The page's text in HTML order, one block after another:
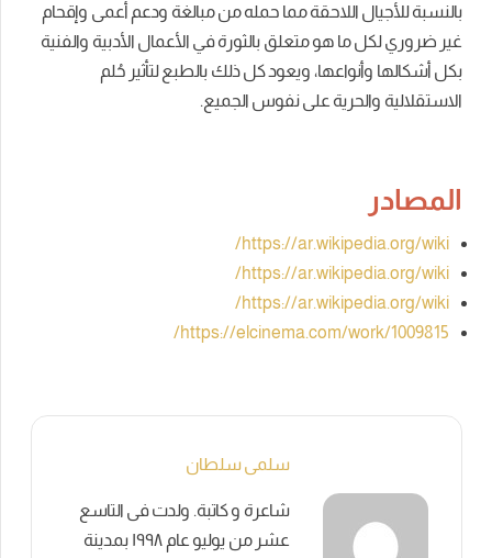
بالنسبة للأجيال اللاحقة مما حمله من مبالغة ودعم أعمى وإقحام
غير ضروري لكل ما هو متعلق بالثورة في الأعمال الأدبية والفنية
بكل أشكالها وأنواعها، ويعود كل ذلك بالطبع لتأثير حُلم
الاستقلالية والحرية على نفوس الجميع.
المصادر
https://ar.wikipedia.org/wiki/
https://ar.wikipedia.org/wiki/
https://ar.wikipedia.org/wiki/
https://elcinema.com/work/1009815/
سلمى سلطان
شاعرة و كاتبة. ولدت فى التاسع
عشر من يوليو عام ١٩٩٨ بمدينة